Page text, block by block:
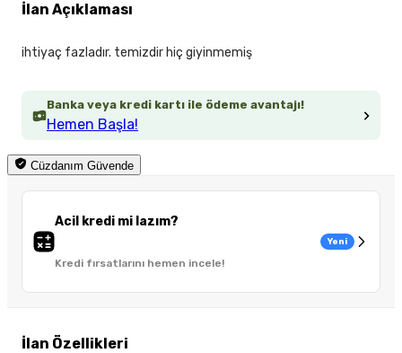
Banka veya kredi kartı ile ödeme avantajı!
Hemen Başla!
Cüzdanım Güvende
Acil kredi mi lazım?
Kredi fırsatlarını hemen incele!
Yeni
İlan Özellikleri
İlan Açıklaması
ihtiyaç fazladır. temizdir hiç giyinmemiş